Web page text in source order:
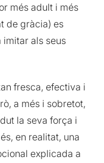
més adult i més
de gràcia) es
imitar als seus
fresca, efectiva i
a més i sobretot,
la seva força i
és, en realitat, una
explicada a